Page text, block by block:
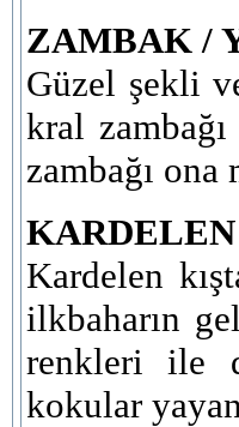
ZAMBAK /
Güzel şekli
kral
zambağı
Kardelen
ilkbaharın
renkleri ile
kokular